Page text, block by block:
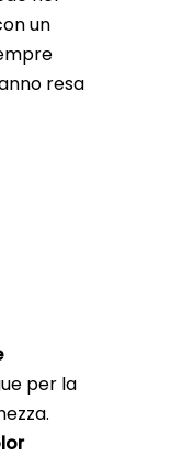
un
resa
per la